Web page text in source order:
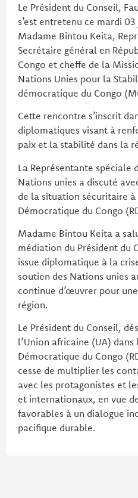
Le Président du Conseil,
s’est entretenu ce mardi
Madame Bintou Keita,
Secrétaire général en
Congo et cheffe de la
Nations Unies pour la
démocratique du Congo
Cette rencontre s’inscrit
diplomatiques visant à
paix et la stabilité dans la
La Représentante spéciale
Nations unies a discuté
de la situation sécuritaire à
Démocratique du Congo
Madame Bintou Keita a
médiation du Président du
issue diplomatique à la
soutien des Nations unies
continue d’œuvrer pour
région.
Le Président du Conseil,
l’Union africaine (UA)
Démocratique du Congo
cesse de multiplier les
avec les protagonistes et
et internationaux, en vue
favorables à un dialogue
pacifique durable.